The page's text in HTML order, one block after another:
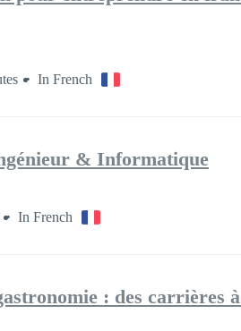
In French
& Informatique
In French
: des carrières à